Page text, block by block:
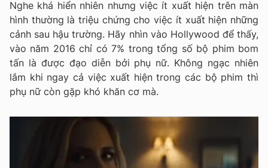
Nghe khá hiển nhiên nhưng việc ít xuất hiện trên màn
hình thường là triệu chứng cho việc ít xuất hiện những
cảnh sau hậu trường. Hãy nhìn vào Hollywood để thấy,
vào năm 2016 chỉ có 7% trong tổng số bộ phim bom
tấn là được đạo diễn bởi phụ nữ. Không ngạc nhiên
lắm khi ngay cả việc xuất hiện trong các bộ phim thì
phụ nữ còn gặp khó khăn cơ mà.